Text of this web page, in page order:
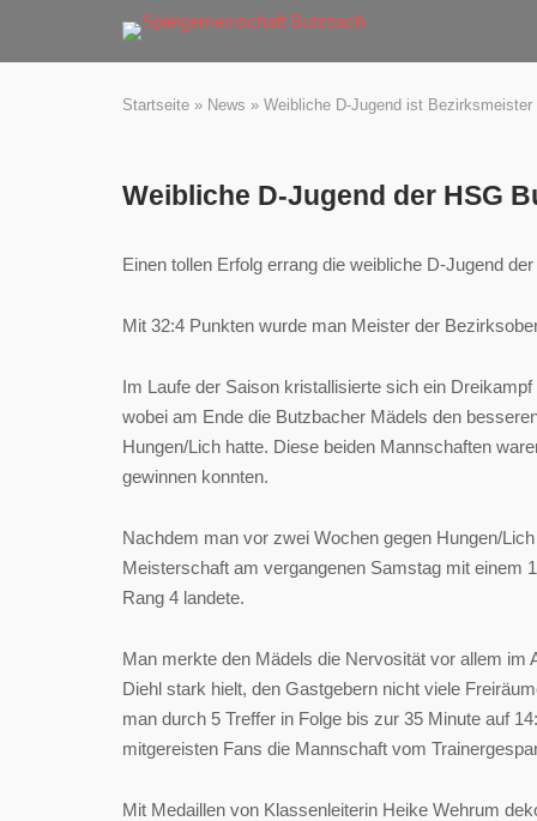
Startseite » News » Weibliche D-Jugend ist Bezirksmeister
Weibliche D-Jugend der HSG
Einen tollen Erfolg errang die weibliche D-Jugend
Mit 32:4 Punkten wurde man Meister der
Im Laufe der Saison kristallisierte sich ein
wobei am Ende die Butzbacher Mädels den
Hungen/Lich hatte. Diese beiden Mannschaften
gewinnen konnten.
Nachdem man vor zwei Wochen gegen Hungen/
Meisterschaft am vergangenen Samstag mit einem
Rang 4 landete.
Man merkte den Mädels die Nervosität vor allem im
Diehl stark hielt, den Gastgebern nicht viele
man durch 5 Treffer in Folge bis zur 35 Minute auf
mitgereisten Fans die Mannschaft vom
Mit Medaillen von Klassenleiterin Heike Wehrum